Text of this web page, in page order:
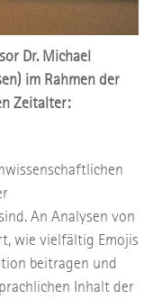
Dr. Michael
im Rahmen der
Zeitalter:
An Analysen von
wie vielfältig Emojis
beitragen und
Inhalt der